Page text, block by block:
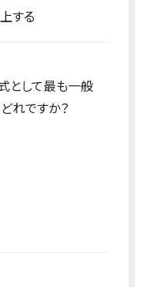
する
として最も一般
れですか？